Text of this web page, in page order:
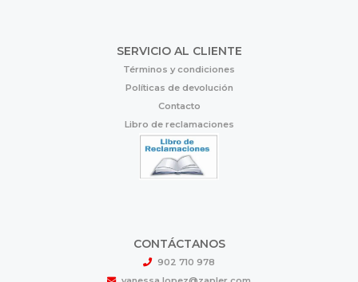
SERVICIO AL CLIENTE
Términos y condiciones
Políticas de devolución
Contacto
Libro de reclamaciones
CONTÁCTANOS
902 710 978